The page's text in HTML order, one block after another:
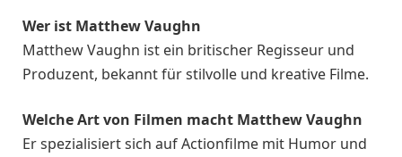
Wer ist Matthew Vaughn
Matthew Vaughn ist ein britischer Regisseur und
Produzent, bekannt für stilvolle und kreative Filme.
Welche Art von Filmen macht Matthew Vaughn
Er spezialisiert sich auf Actionfilme mit Humor und